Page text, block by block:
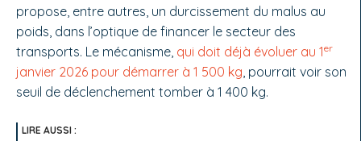
propose, entre autres, un durcissement du malus au
poids, dans l’optique de financer le secteur des
transports. Le mécanisme, qui doit déjà évoluer au 1er
janvier 2026 pour démarrer à 1 500 kg , pourrait voir son
seuil de déclenchement tomber à 1 400 kg.